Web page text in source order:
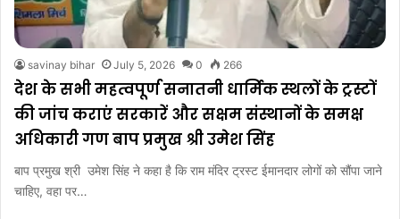
savinay bihar July 5, 2026 0 266
देश के सभी महत्वपूर्ण सनातनी धार्मिक स्थलों के ट्रस्टों
की जांच कराएं सरकारें और सक्षम संस्थानों के समक्ष
अधिकारी गण बाप प्रमुख श्री उमेश सिंह
बाप प्रमुख श्री उमेश सिंह ने कहा है कि राम मंदिर ट्रस्ट ईमानदार लोगों को सौंपा जाने
चाहिए, वहा पर…